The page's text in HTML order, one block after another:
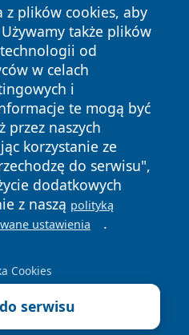
z plików cookies, aby
Używamy także plików
od
w celach
i
te mogą być
przez naszych
korzystanie ze
do serwisu",
dodatkowych
z naszą polityką
ustawienia .
Cookies
serwisu
Wszystkie prawa
Polityka
Cookies